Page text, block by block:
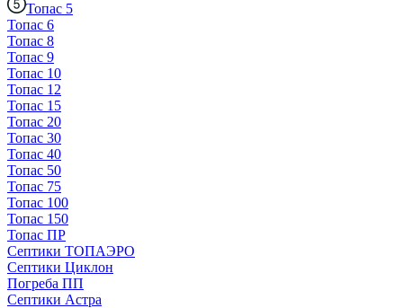
Топас 5
Топас 6
Топас 8
Топас 9
Топас 10
Топас 12
Топас 15
Топас 20
Топас 30
Топас 40
Топас 50
Топас 75
Топас 100
Топас 150
Топас ПР
Септики ТОПАЭРО
Септики Циклон
Погреба ПП
Септики Астра